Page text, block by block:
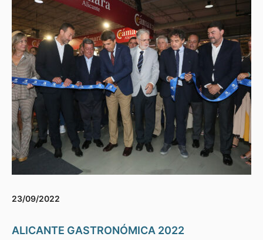
23/09/2022
ALICANTE GASTRONÓMICA 2022